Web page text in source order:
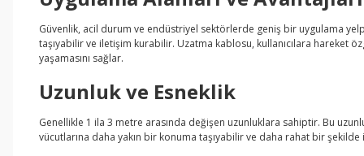
Güvenlik, acil durum ve endüstriyel sektörlerde geniş bir uygulama
taşıyabilir ve iletişim kurabilir. Uzatma kablosu, kullanıcılara hareket
yaşamasını sağlar.
Uzunluk ve Esneklik
Genellikle 1 ila 3 metre arasında değişen uzunluklara sahiptir. Bu
vücutlarına daha yakın bir konuma taşıyabilir ve daha rahat bir